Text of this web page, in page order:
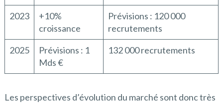
2023
+10%
croissance
Prévisions : 120 000
recrutements
2025
Prévisions : 1
Mds €
132 000 recrutements
Les perspectives d’évolution du marché sont donc très